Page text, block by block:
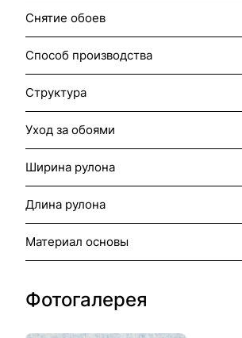
Снятие обоев
Способ производства
Структура
Уход за обоями
Ширина рулона
Длина рулона
Материал основы
Фотогалерея